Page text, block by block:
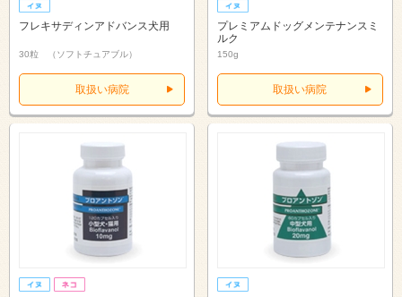
フレキサディンアドバンス犬用
30粒 （ソフトチュアブル）
取扱い病院
プレミアムドッグメンテナンスミ
ルク
150g
取扱い病院